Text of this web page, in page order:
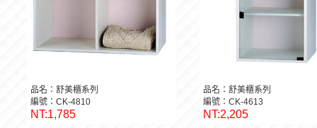
品名：舒美櫃系列
編號：CK-4810
NT:1,785
品名：舒美櫃系列
編號：CK-4613
NT:2,205